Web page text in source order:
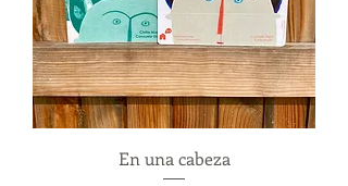
En una cabeza